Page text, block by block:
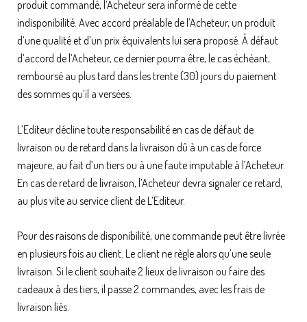
produit commandé, l’Acheteur sera informé de cette
indisponibilité. Avec accord préalable de l’Acheteur, un produit
d’une qualité et d’un prix équivalents lui sera proposé. À défaut
d’accord de l’Acheteur, ce dernier pourra être, le cas échéant,
remboursé au plus tard dans les trente (30) jours du paiement
des sommes qu’il a versées.
L’Editeur décline toute responsabilité en cas de défaut de
livraison ou de retard dans la livraison dû à un cas de force
majeure, au fait d’un tiers ou à une faute imputable à l’Acheteur.
En cas de retard de livraison, l’Acheteur devra signaler ce retard,
au plus vite au service client de L’Editeur.
Pour des raisons de disponibilité, une commande peut être livrée
en plusieurs fois au client. Le client ne règle alors qu’une seule
livraison. Si le client souhaite 2 lieux de livraison ou faire des
cadeaux à des tiers, il passe 2 commandes, avec les frais de
livraison liés.